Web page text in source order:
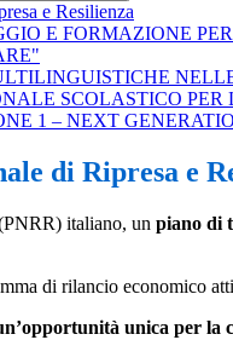
e Resilienza
E FORMAZIONE
SCOLASTICO
1 – NEXT
di Ripresa e
italiano, un piano di
di rilancio economico
unica per la